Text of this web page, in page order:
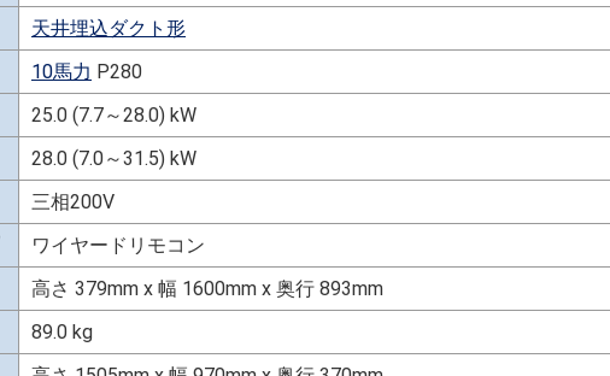
天井埋込ダクト形
10馬力 P280
25.0 (7.7～28.0) kW
28.0 (7.0～31.5) kW
三相200V
ワイヤードリモコン
高さ 379mm x 幅 1600mm x 奥行 893mm
89.0 kg